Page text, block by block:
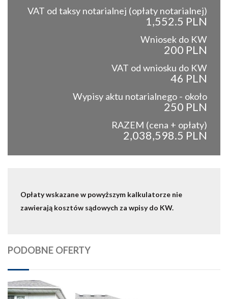
VAT od taksy notarialnej (opłaty notarialnej)
1,552.5 PLN
Wniosek do KW
200 PLN
VAT od wniosku do KW
46 PLN
Wypisy aktu notarialnego - około
250 PLN
RAZEM (cena + opłaty)
2,038,598.5 PLN
Opłaty wskazane w powyższym kalkulatorze nie
zawierają kosztów sądowych za wpisy do KW.
PODOBNE OFERTY